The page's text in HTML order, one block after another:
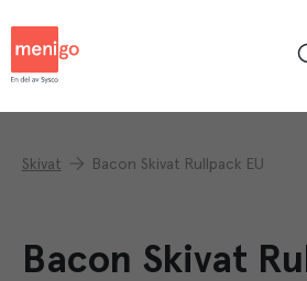
Skivat Bacon Skivat Rullpack EU
Bacon Skivat